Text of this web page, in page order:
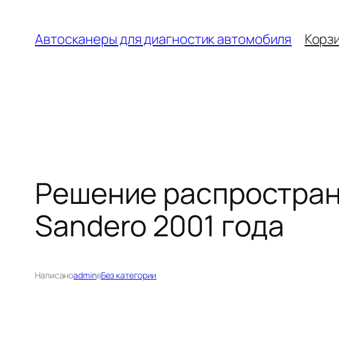
содержимому
Автосканеры для диагностик автомобиля
Решение
Sandero 2001 года
НаписаноadminвБез категории